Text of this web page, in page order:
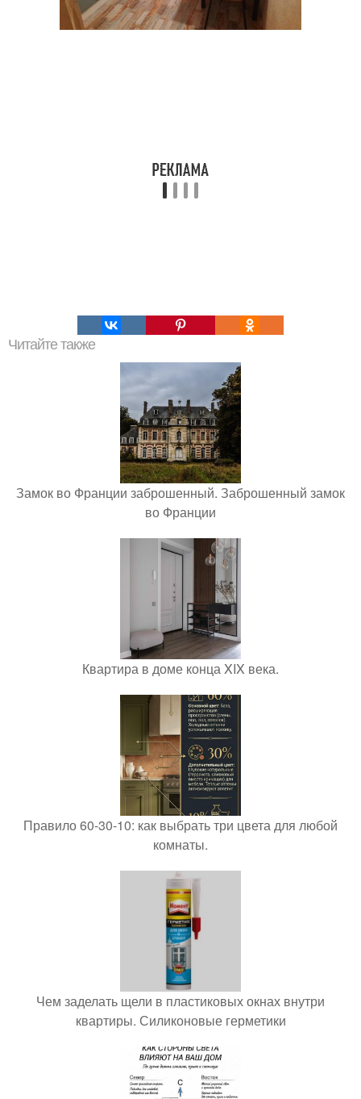
Читайте также
Замок во Франции заброшенный. Заброшенный замок
во Франции
Квартира в доме конца XIX века.
Правило 60-30-10: как выбрать три цвета для любой
комнаты.
Чем заделать щели в пластиковых окнах внутри
квартиры. Силиконовые герметики